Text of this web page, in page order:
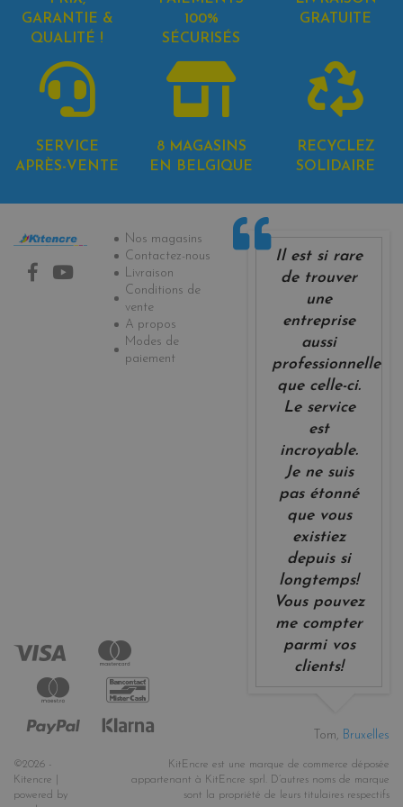
GARANTIE &
QUALITÉ !
100%
SÉCURISÉS
GRATUITE
SERVICE
APRÈS-VENTE
8 MAGASINS
EN BELGIQUE
RECYCLEZ
SOLIDAIRE
Informations
Nos magasins
Contactez-nous
Livraison
Conditions de
vente
A propos
Modes de
paiement
Il est si rare
de trouver
une
entreprise
aussi
professionnelle
que celle-ci.
Le service
est
incroyable.
Je ne suis
pas étonné
que vous
existiez
depuis si
longtemps!
Vous pouvez
me compter
parmi vos
clients!
Tom, Bruxelles
©2026 -
Kitencre |
powered by
KitEncre est une marque de commerce déposée
appartenant à KitEncre sprl. D’autres noms de marque
sont la propriété de leurs titulaires respectifs